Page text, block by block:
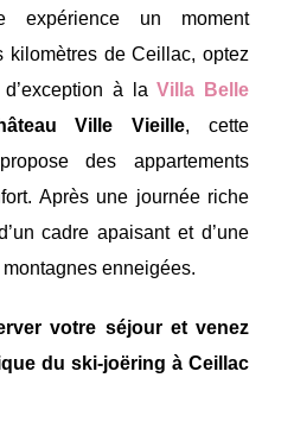
expérience un moment
kilomètres de Ceillac, optez
d’exception à laVilla Belle
Ville Vieille, cette
des appartements
Après une journée riche
cadre apaisant et d’une
enneigées.
votre séjour et venez
du ski-joëring à Ceillac